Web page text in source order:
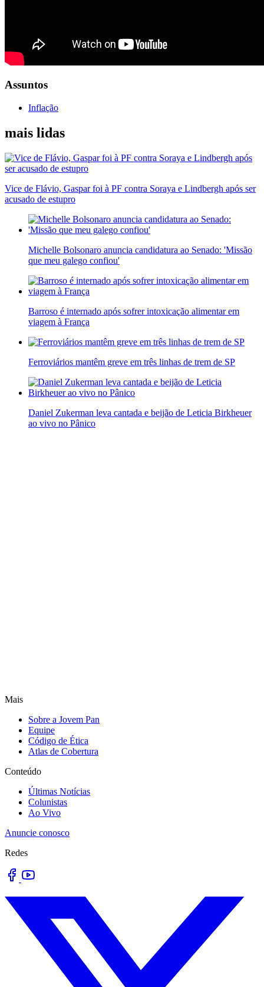
Assuntos
Inflação
mais lidas
Vice de Flávio, Gaspar foi à PF contra Soraya e Lindbergh após ser
acusado de estupro
Michelle Bolsonaro anuncia candidatura ao Senado: 'Missão
que meu galego confiou'
Barroso é internado após sofrer intoxicação alimentar em
viagem à França
Ferroviários mantêm greve em três linhas de trem de SP
Daniel Zukerman leva cantada e beijão de Leticia Birkheuer
ao vivo no Pânico
Mais
Sobre a Jovem Pan
Equipe
Código de Ética
Atlas de Cobertura
Conteúdo
Últimas Notícias
Colunistas
Ao Vivo
Anuncie conosco
Redes